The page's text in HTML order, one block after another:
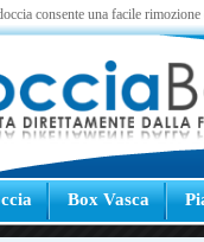
consente una facile
Box Vasca